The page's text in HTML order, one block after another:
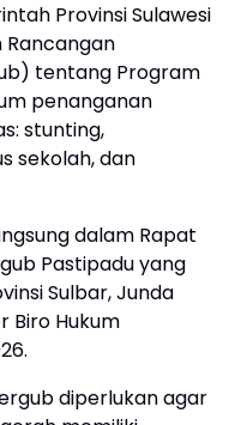
Provinsi Sulawesi
Rancangan
tentang Program
penanganan
stunting,
sekolah, dan
dalam Rapat
Pastipadu yang
Sulbar, Junda
Biro Hukum
diperlukan agar